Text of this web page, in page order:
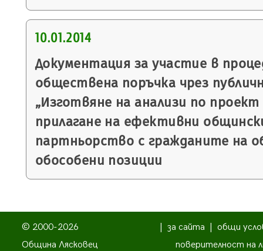
10.01.2014
Документация за участие в
обществена поръчка чрез
„Изготвяне на анализи по
прилагане на ефективни
партньорство с гражданите на
обособени позиции
© 2000-2026
Община Лясковец
за сайта
общи
поверителност на